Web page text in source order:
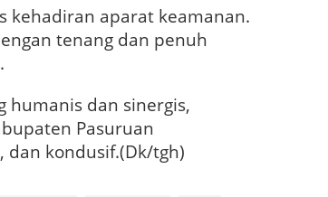
kehadiran aparat keamanan.
tenang dan penuh
humanis dan sinergis,
Pasuruan
, dan kondusif.(Dk/tgh)